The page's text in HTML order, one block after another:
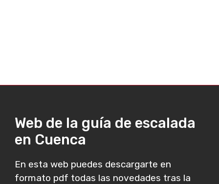
Web de la guía de escalada
en Cuenca
En esta web puedes descargarte en
formato pdf todas las novedades tras la